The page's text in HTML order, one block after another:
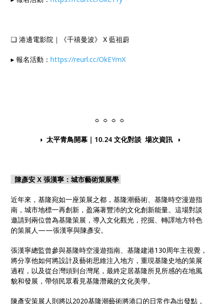
❑ 港邊電影院｜《千禧曼波》 X 藍祖蔚
▸ 報名活動：https://reurl.cc/OkEYmX
☼ ☼ ☼ ☼
◑ 太平青鳥開幕｜10.24 文化對談 場次資訊 ◑
陳彥安 X 張漢寧：城市藝術策展學
近年來，基隆宛如一座策展之都，基隆潮藝術、基隆時空漫遊指
南，城市地標一再創新，盈滿著豐沛的文化創新能量。這場對談
邀請到兩位曾為基隆策展，導入文化觀光，挖掘、轉譯地方特色
的策展人——張漢寧與陳彥安。
張漢寧總監曾參與基隆時空漫遊指南、基隆建港130周年主視覺，
將分享他如何將設計及藝術思維注入地方，重現基隆史地的策展
過程，以及從台灣頭到台灣尾，最終定居基隆所見所感的在地風
貌和發展，帶領民眾看見基隆潛藏的文化美學。
陳彥安策展人則將以2020基隆潮藝術將港口的日常作為出發點，